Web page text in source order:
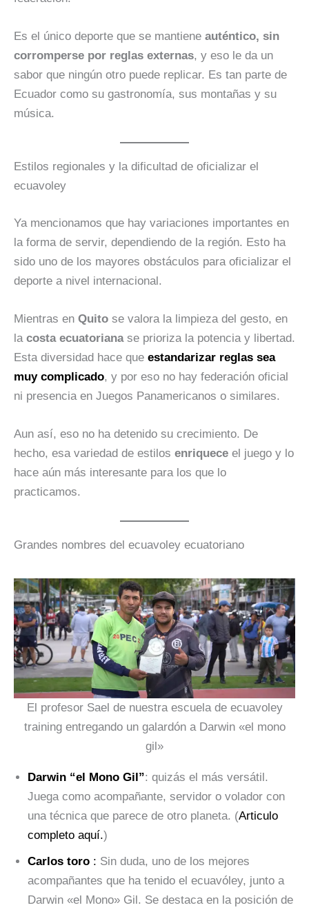
Es el único deporte que se mantiene auténtico, sin
corromperse por reglas externas, y eso le da un
sabor que ningún otro puede replicar. Es tan parte de
Ecuador como su gastronomía, sus montañas y su
música.
Estilos regionales y la dificultad de oficializar el
ecuavoley
Ya mencionamos que hay variaciones importantes en
la forma de servir, dependiendo de la región. Esto ha
sido uno de los mayores obstáculos para oficializar el
deporte a nivel internacional.
Mientras en Quito se valora la limpieza del gesto, en
la costa ecuatorianase prioriza la potencia y libertad.
Esta diversidad hace que estandarizar reglas sea
muy complicado, y por eso no hay federación oficial
ni presencia en Juegos Panamericanos o similares.
Aun así, eso no ha detenido su crecimiento. De
hecho, esa variedad de estilos enriquece el juego y lo
hace aún más interesante para los que lo
practicamos.
Grandes nombres del ecuavoley ecuatoriano
El profesor Sael de nuestra escuela de ecuavoley
training entregando un galardón a Darwin «el mono
gil»
Darwin “el Mono Gil”: quizás el más versátil.
Juega como acompañante, servidor o volador con
una técnica que parece de otro planeta. (Articulo
completo aquí.)
Carlos toro : Sin duda, uno de los mejores
acompañantes que ha tenido el ecuavóley, junto a
Darwin «el Mono» Gil. Se destaca en la posición de